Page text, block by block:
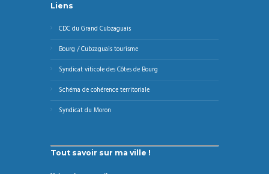
Liens
CDC du Grand Cubzaguais
Bourg / Cubzaguais tourisme
Syndicat viticole des Côtes de Bourg
Schéma de cohérence territoriale
Syndicat du Moron
Tout savoir sur ma ville !